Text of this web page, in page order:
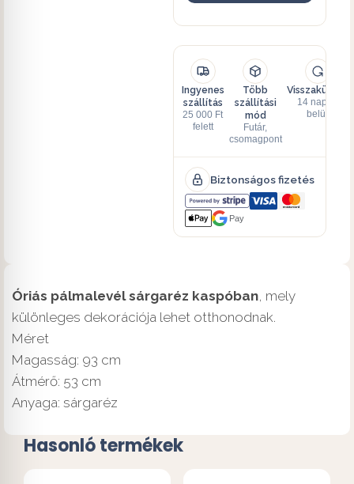
Ingyenes
szállítás
25 000 Ft
felett
Több
szállítási
mód
Futár,
csomagpont
Visszaküldés
14 napon
belül
Biztonságos fizetés
Pay
Óriás pálmalevél sárgaréz kaspóban, mely
különleges dekorációja lehet otthonodnak.
Méret
Magasság: 93 cm
Átmérő: 53 cm
Anyaga: sárgaréz
Hasonló termékek